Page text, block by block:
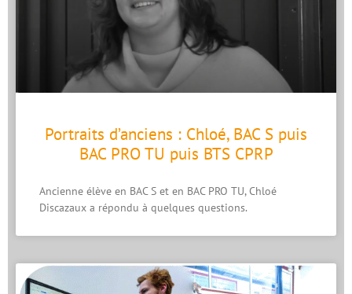
Portraits d’anciens : Chloé, BAC S puis
BAC PRO TU puis BTS CPRP
Ancienne élève en BAC S et en BAC PRO TU, Chloé
Discazaux a répondu à quelques questions.